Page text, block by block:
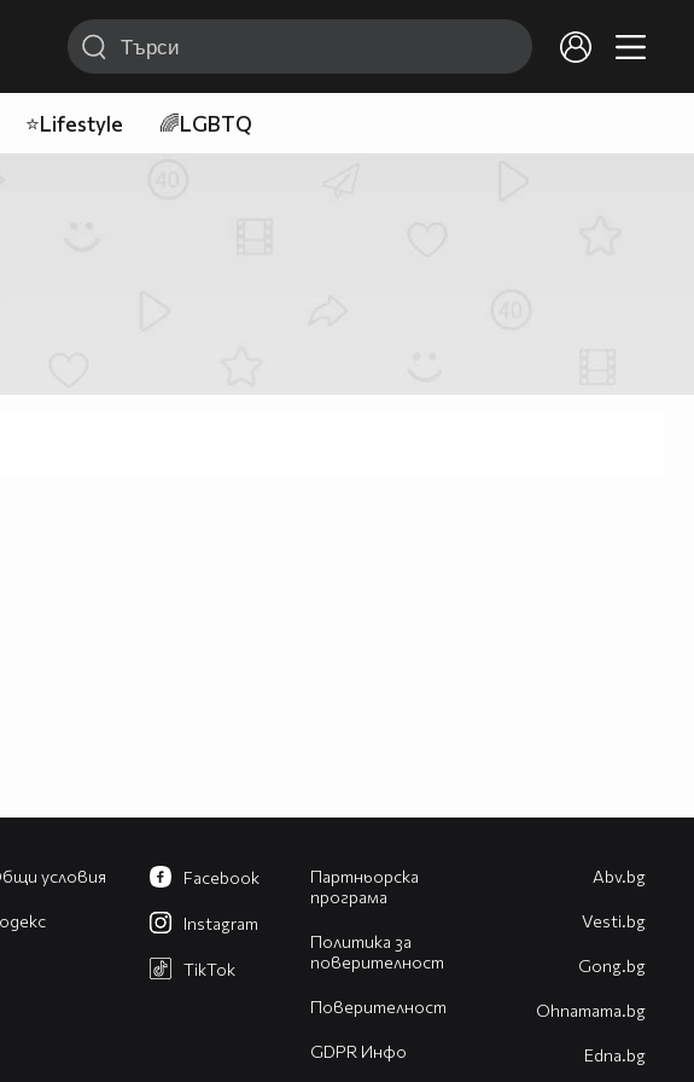
⭐Lifestyle 🌈LGBTQ
условия
Партньорска
програма
Политика за
поверителност
Поверителност
GDPR Инфо
Facebook
Instagram
TikTok
Abv.bg
Vesti.bg
Gong.bg
Оhnamama.bg
Edna.bg